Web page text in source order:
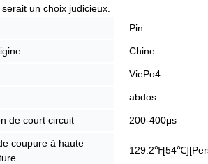
un choix judicieux.
Pin
Chine
ViePo4
abdos
de court circuit 200-400μs
coupure à haute